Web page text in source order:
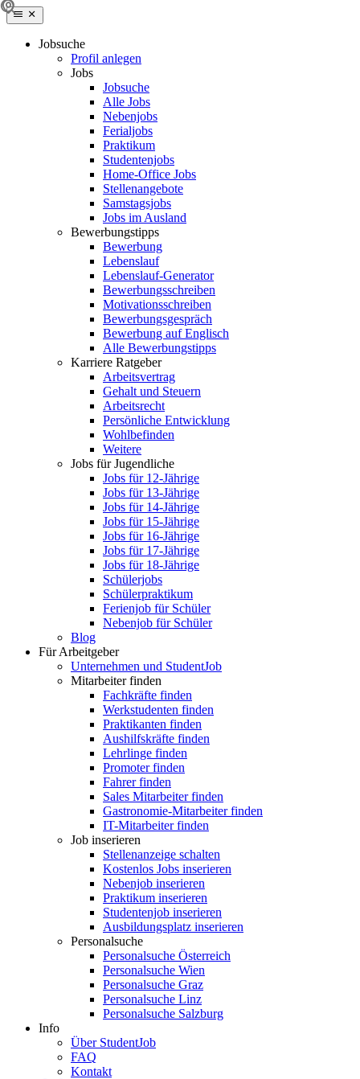
Jobsuche
Profil anlegen
Jobs
Jobsuche
Alle Jobs
Nebenjobs
Ferialjobs
Praktikum
Studentenjobs
Home-Office Jobs
Stellenangebote
Samstagsjobs
Jobs im Ausland
Bewerbungstipps
Bewerbung
Lebenslauf
Lebenslauf-Generator
Bewerbungsschreiben
Motivationsschreiben
Bewerbungsgespräch
Bewerbung auf Englisch
Alle Bewerbungstipps
Karriere Ratgeber
Arbeitsvertrag
Gehalt und Steuern
Arbeitsrecht
Persönliche Entwicklung
Wohlbefinden
Weitere
Jobs für Jugendliche
Jobs für 12-Jährige
Jobs für 13-Jährige
Jobs für 14-Jährige
Jobs für 15-Jährige
Jobs für 16-Jährige
Jobs für 17-Jährige
Jobs für 18-Jährige
Schülerjobs
Schülerpraktikum
Ferienjob für Schüler
Nebenjob für Schüler
Blog
Für Arbeitgeber
Unternehmen und StudentJob
Mitarbeiter finden
Fachkräfte finden
Werkstudenten finden
Praktikanten finden
Aushilfskräfte finden
Lehrlinge finden
Promoter finden
Fahrer finden
Sales Mitarbeiter finden
Gastronomie-Mitarbeiter finden
IT-Mitarbeiter finden
Job inserieren
Stellenanzeige schalten
Kostenlos Jobs inserieren
Nebenjob inserieren
Praktikum inserieren
Studentenjob inserieren
Ausbildungsplatz inserieren
Personalsuche
Personalsuche Österreich
Personalsuche Wien
Personalsuche Graz
Personalsuche Linz
Personalsuche Salzburg
Info
Über StudentJob
FAQ
Kontakt